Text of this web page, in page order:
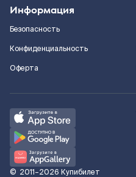
Информация
Безопасность
Конфиденциальность
Оферта
© 2011–2026 Купибилет